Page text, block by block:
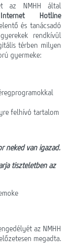
az NMHH által
Internet Hotline
és tanácsadó
rendkívül
térben milyen
gyermeke:
felhívó tartalom
neked van igazad.
tiszteletben az
az NMHH
megadta.